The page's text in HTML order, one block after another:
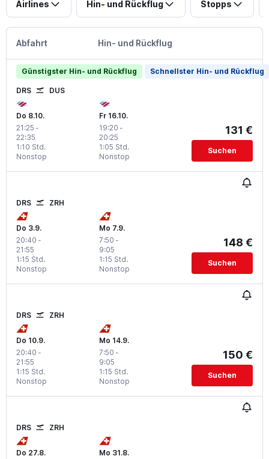
Airlines Hin- und Rückflug Stopps
Abfahrt Hin- und Rückflug
Günstigster Hin- und Rückflug Schnellster Hin- und Rückflug
DRS DUS
Do 8.10.
21:25 -
22:35
Nonstop
1:10 Std.
Fr 16.10.
19:20 -
20:25
Nonstop
1:05 Std.
131 €
Suchen
DRS ZRH
Do 3.9.
20:40 -
21:55
Nonstop
1:15 Std.
Mo 7.9.
7:50 -
9:05
Nonstop
1:15 Std.
148 €
Suchen
DRS ZRH
Do 10.9.
20:40 -
21:55
Nonstop
1:15 Std.
Mo 14.9.
7:50 -
9:05
Nonstop
1:15 Std.
150 €
Suchen
DRS ZRH
Do 27.8.
Mo 31.8.